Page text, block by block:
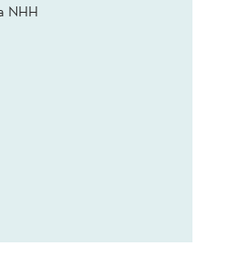
NHH